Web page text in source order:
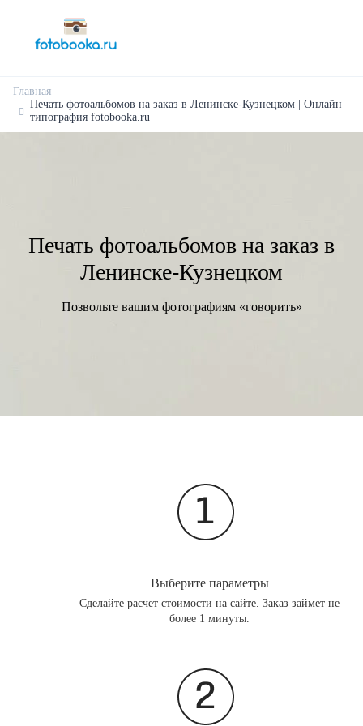
Главная
Печать фотоальбомов на заказ в Ленинске-Кузнецком | Онлайн
типография fotobooka.ru
Печать фотоальбомов на заказ в
Ленинске-Кузнецком
Позвольте вашим фотографиям «говорить»
Выберите параметры
Сделайте расчет стоимости на сайте. Заказ займет не
более 1 минуты.